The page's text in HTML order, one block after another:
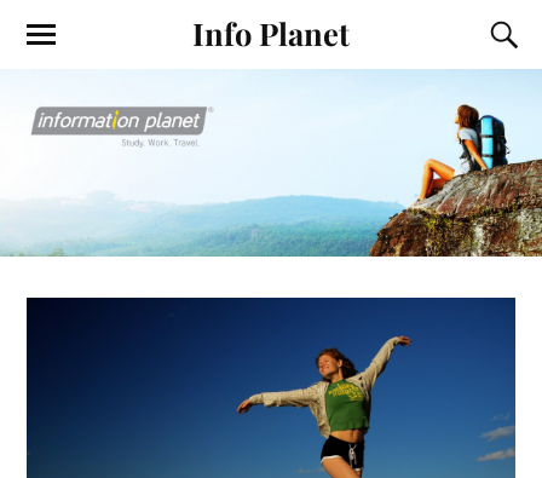
Info Planet